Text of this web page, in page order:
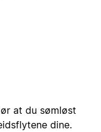
at du sømløst
dine.